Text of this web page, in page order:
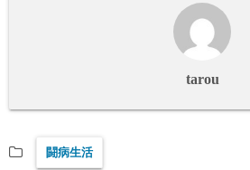
tarou
闘病生活